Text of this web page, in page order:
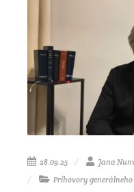
28.09.25
Jana
Príhovory